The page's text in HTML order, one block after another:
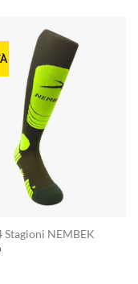
Stagioni NEMBEK